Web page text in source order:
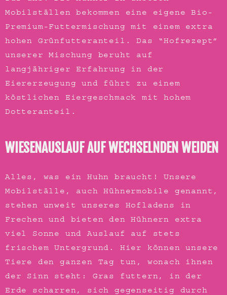
Mobilställen bekommen eine eigene Bio-
Premium-Futtermischung mit einem extra
hohen Grünfutteranteil .Das “Hofrezept”
unserer Mischung beruht auf
langjähriger Erfahrung in der
Eiererzeugung und führt zu einem
köstlichen Eiergeschmackmithohem
Dotteranteil .
WIESENAUSLAUF AUF WECHSELNDEN WEIDEN
Alles, was ein Huhn braucht! Unsere
Mobilställe, auch Hühnermobile genannt,
stehen unweit unseres Hofladens in
Frechen und bieten den Hühnern extra
viel Sonne und Auslauf
auf stets
frischem Untergrund. Hier können unsere
Tiere den ganzen Tag tun, wonach ihnen
der Sinn steht: Gras futtern, in der
Erde scharren, sich gegenseitig durch